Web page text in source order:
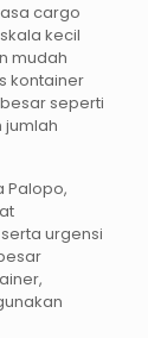
cargo
kecil
mudah
kontainer
seperti
jumlah
Palopo,
urgensi